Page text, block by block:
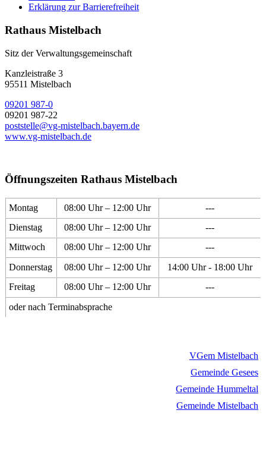
Erklärung zur Barrierefreiheit
Rathaus Mistelbach
Sitz der Verwaltungsgemeinschaft
Kanzleistraße 3
95511 Mistelbach
09201 987-0
09201 987-22
poststelle@vg-mistelbach.bayern.de
www.vg-mistelbach.de
Öffnungszeiten Rathaus Mistelbach
Montag 08:00 Uhr – 12:00 Uhr
---
Dienstag
08:00 Uhr – 12:00 Uhr
---
Mittwoch
08:00 Uhr – 12:00 Uhr
---
Donnerstag
08:00 Uhr – 12:00 Uhr
14:00 Uhr - 18:00 Uhr
Freitag
08:00 Uhr – 12:00 Uhr
---
oder nach Terminabsprache
VGem Mistelbach
Gemeinde Gesees
Gemeinde Hummeltal
Gemeinde Mistelbach